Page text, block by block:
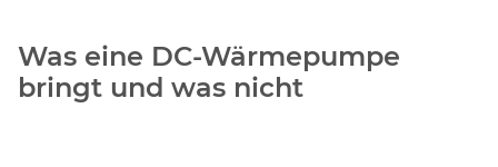
Was eine DC-Wärmepumpe
bringt und was nicht